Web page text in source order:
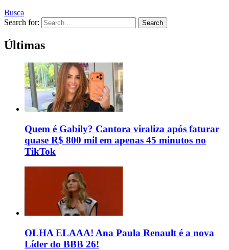
Busca
Search for:
Search
Últimas
Quem é Gabily? Cantora viraliza após faturar
quase R$ 800 mil em apenas 45 minutos no
TikTok
OLHA ELAAA! Ana Paula Renault é a nova
Líder do BBB 26!